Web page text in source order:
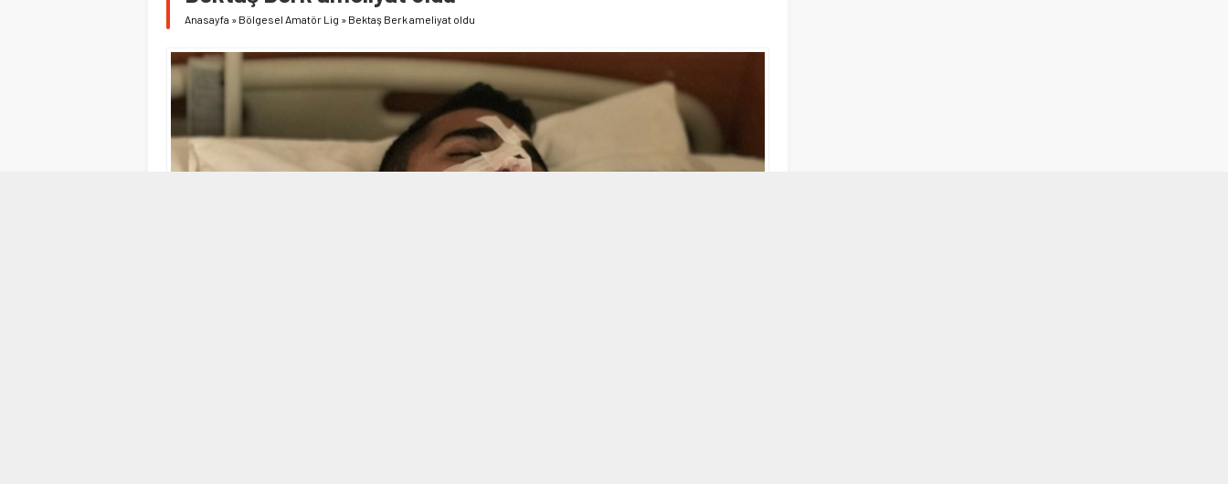
Anasayfa » Bölgesel Amatör Lig » Bektaş Berk ameliyat oldu